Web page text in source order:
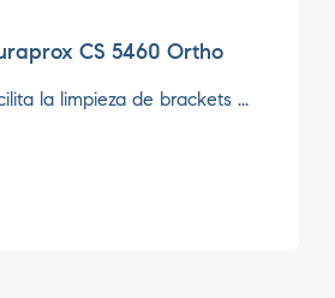
CS 5460 Ortho
la limpieza de brackets ...